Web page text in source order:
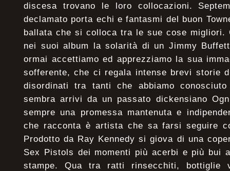
discesa trovano le loro collocazioni.
declamato porta echi e fantasmi del buon
ballata che si colloca tra le sue cose migliori.
nei suoi album la solarità di un Jimmy
ormai accettiamo ed apprezziamo la sua
sofferente, che ci regala intense brevi storie
disordinati tra tanti che abbiamo
sembra arrivi da un passato dickensiano
sempre una promessa mantenuta e
che racconta è artista che sa farsi seguire
Prodotto da Ray Kennedy si giova di una
Sex Pistols dei momenti più acerbi e più bui
stampe. Qua tra ratti rinsecchiti, bottiglie